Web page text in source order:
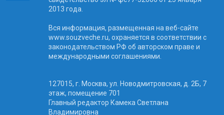
2013 года.
Вся информация, размещенная на веб-сайте
www.souzveche.ru, охраняется в соответствии с
законодательством РФ об авторском праве и
международными соглашениями.
127015, г. Москва, ул. Новодмитровская, д. 2Б, 7
этаж, помещение 701
Главный редактор Камека Светлана
Владимировна